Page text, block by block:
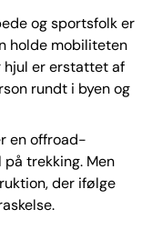
og sportsfolk er
holde mobiliteten
hjul er erstattet af
rundt i byen og
en offroad-
trekking. Men
der ifølge